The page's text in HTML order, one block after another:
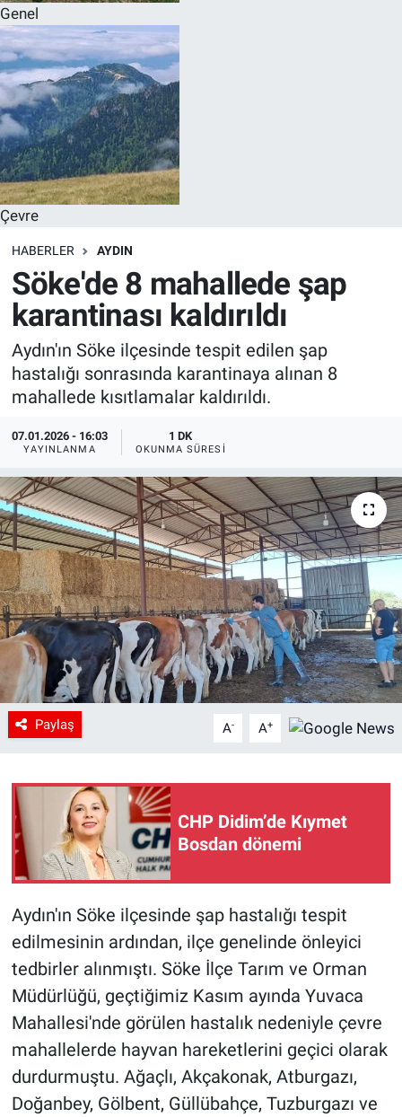
Genel
Çevre
HABERLER AYDIN
Söke'de 8 mahallede şap
karantinası kaldırıldı
Aydın'ın Söke ilçesinde tespit edilen şap
hastalığı sonrasında karantinaya alınan 8
mahallede kısıtlamalar kaldırıldı.
07.01.2026 - 16:03
YAYINLANMA
1 DK
OKUNMA SÜRESI
Paylaş A- A+
CHP Didim’de Kıymet
Bosdan dönemi
Aydın'ın Söke ilçesinde şap hastalığı tespit
edilmesinin ardından, ilçe genelinde önleyici
tedbirler alınmıştı. Söke İlçe Tarım ve Orman
Müdürlüğü, geçtiğimiz Kasım ayında Yuvaca
Mahallesi'nde görülen hastalık nedeniyle çevre
mahallelerde hayvan hareketlerini geçici olarak
durdurmuştu. Ağaçlı, Akçakonak, Atburgazı,
Doğanbey, Gölbent, Güllübahçe, Tuzburgazı ve